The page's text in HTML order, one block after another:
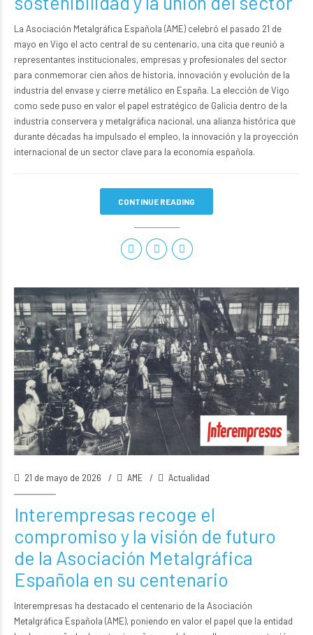
La Asociación Metalgráfica Española (AME) celebró el pasado 21 de
mayo en Vigo el acto central de su centenario, una cita que reunió a
representantes institucionales, empresas y profesionales del sector
para conmemorar cien años de historia, innovación y evolución de la
industria del envase y cierre metálico en España. La elección de Vigo
como sede puso en valor el papel estratégico de Galicia dentro de la
industria conservera y metalgráfica nacional, una alianza histórica que
durante décadas ha impulsado el empleo, la innovación y la proyección
internacional de un sector clave para la economía española.
CONTINUE READING
21 de mayo de 2026 AME Actualidad
Interempresas recoge el
compromiso y la visión de futuro
de la Asociación Metalgráfica
Española en su centenario
Interempresas ha destacado el centenario de la Asociación
Metalgráfica Española (AME), poniendo en valor el papel que la entidad